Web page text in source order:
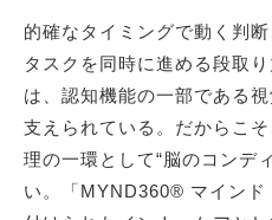
的確なタイミングで動く判
タスクを同時に進める段取
は、認知機能の一部である
支えられている。だからこ
理の一環として“脳のコンデ
い。「MYND360® マインド